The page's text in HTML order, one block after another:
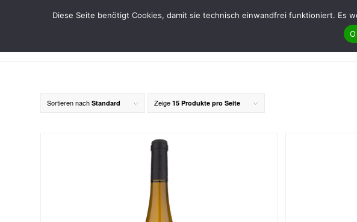
Sortieren nach Standard Zeige 15 Produkte pro Seite
Diese Seite benötigt Cookies, damit sie technisch einwandfrei funktioniert. Es